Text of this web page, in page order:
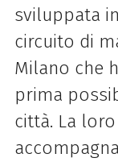
sviluppata
circuito di
Milano che
prima
città. La